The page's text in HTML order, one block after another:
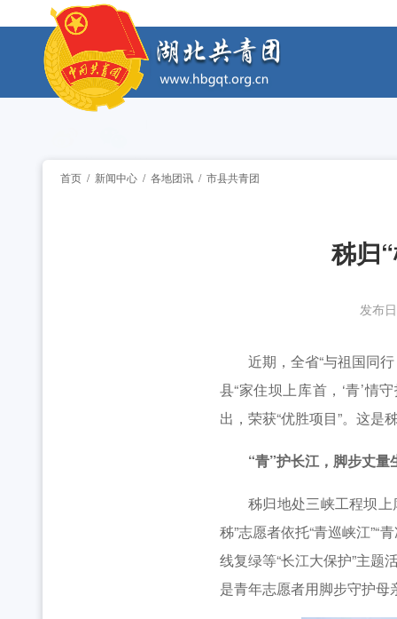
工作动态
2026年度中国青年五四奖章暨新时代青年
工作动态
工作动态
2026年“创青春”湖北青年创新创业大赛乡
2026年度中国青年五四奖章暨新时代青年
2026年“湖北工匠杯”技能大赛——全省青年
2026年湖北省大学生志愿服务西部计划志
2026年度中国青年五四奖章暨新时代青年
首页 / 新闻中心 / 各地团讯 / 市县共青团
秭归
发布
近期，全省“与祖国同行
县“家住坝上库首，‘青’情
出，荣获“优胜项目”。这是
“青”护长江，脚步丈量
秭归地处三峡工程坝上
秭”志愿者依托“青巡峡江”“
线复绿等“长江大保护”主题
是青年志愿者用脚步守护母